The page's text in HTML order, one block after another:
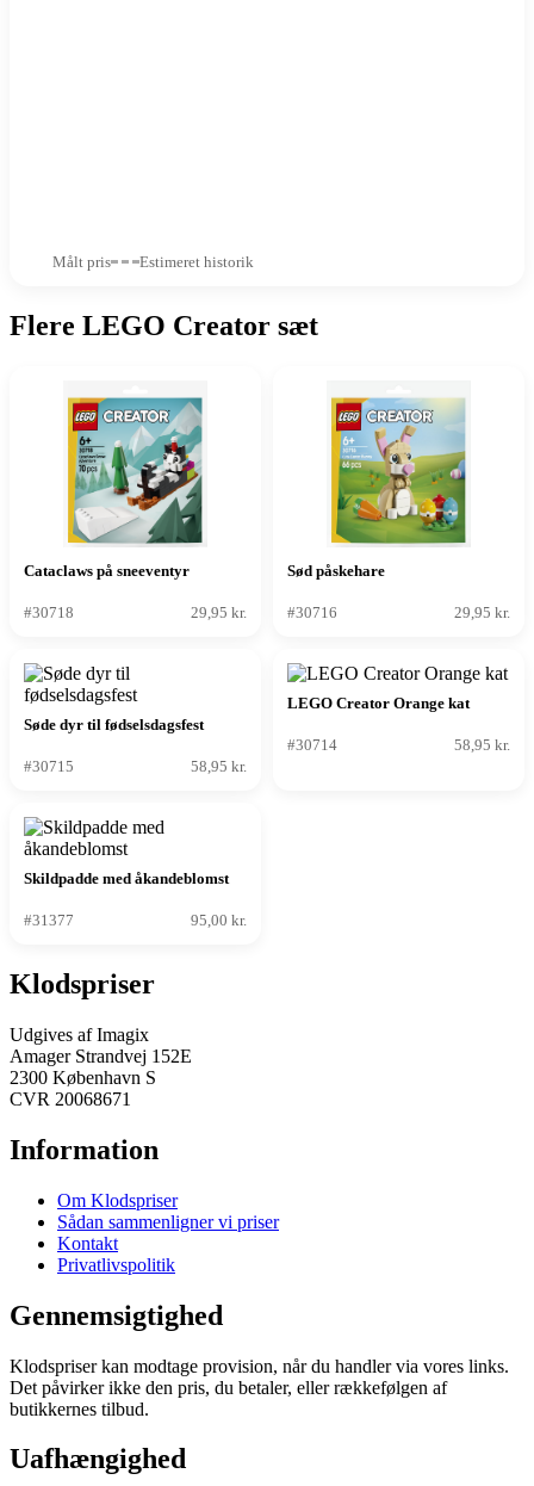
Målt pris Estimeret historik
Flere LEGO Creator sæt
Cataclaws på sneeventyr
#30718 29,95 kr.
Sød påskehare
#30716 29,95 kr.
Søde dyr til fødselsdagsfest
#30715 58,95 kr.
LEGO Creator Orange kat
#30714 58,95 kr.
Skildpadde med åkandeblomst
#31377 95,00 kr.
Klodspriser
Udgives af Imagix
Amager Strandvej 152E
2300 København S
CVR 20068671
Information
Om Klodspriser
Sådan sammenligner vi priser
Kontakt
Privatlivspolitik
Gennemsigtighed
Klodspriser kan modtage provision, når du handler via vores links.
Det påvirker ikke den pris, du betaler, eller rækkefølgen af
butikkernes tilbud.
Uafhængighed